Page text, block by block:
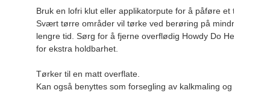
Bruk en lofri klut eller applikatorpute for å påføre et tynt lag
Svært tørre områder vil tørke ved berøring på mindre enn
lengre tid. Sørg for å fjerne overflødig Howdy Do Hemp Oil
for ekstra holdbarhet.
Tørker til en matt overflate.
Kan også benyttes som forsegling av kalkmaling og milk